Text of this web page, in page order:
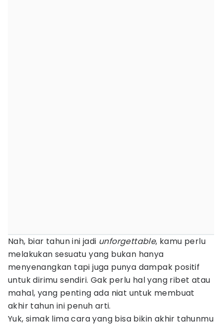
Nah, biar tahun ini jadi unforgettable, kamu perlu
melakukan sesuatu yang bukan hanya
menyenangkan tapi juga punya dampak positif
untuk dirimu sendiri. Gak perlu hal yang ribet atau
mahal, yang penting ada niat untuk membuat
akhir tahun ini penuh arti.
Yuk, simak lima cara yang bisa bikin akhir tahunmu